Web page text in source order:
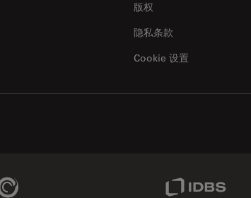
版权
隐私条款
Cookie 设置
Link IDBS Link